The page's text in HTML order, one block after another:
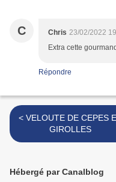
C Chris 23/02/2022
Extra cette
Répondre
< VELOUTE DE CEPES ET
GIROLLES
Hébergé par Canalblog